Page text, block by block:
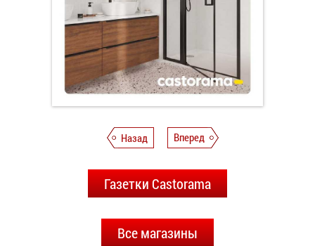
Назад Вперед
Газетки Castorama
Все магазины